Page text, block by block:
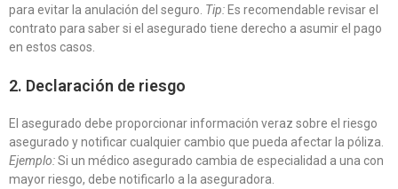
para evitar la anulación del seguro. Tip: Es recomendable revisar el
contrato para saber si el asegurado tiene derecho a asumir el pago
en estos casos.
2. Declaración de riesgo
El asegurado debe proporcionar información veraz sobre el riesgo
asegurado y notificar cualquier cambio que pueda afectar la póliza.
Ejemplo:Si un médico asegurado cambia de especialidad a una con
mayor riesgo, debe notificarlo a la aseguradora.